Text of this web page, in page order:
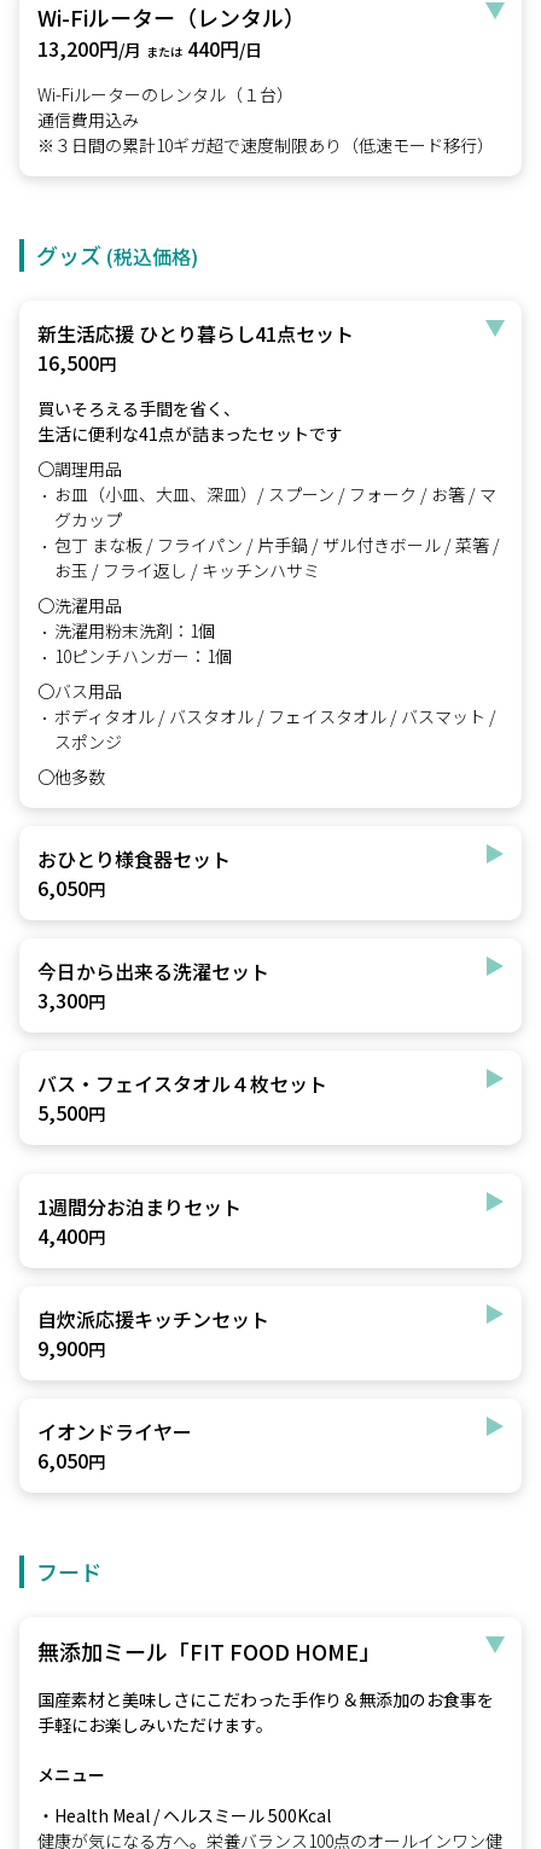
Wi-Fiルーター（レンタル）
13,200円/月 または 440円/日
Wi-Fiルーターのレンタル（１台）
通信費用込み
※３日間の累計10ギガ超で速度制限あり（低速モード移行）
グッズ (税込価格)
新生活応援 ひとり暮らし41点セット
16,500円
買いそろえる手間を省く、
生活に便利な41点が詰まったセットです
〇調理用品
お皿（小皿、大皿、深皿）/ スプーン / フォーク / お箸 / マ
グカップ
包丁 まな板 / フライパン / 片手鍋 / ザル付きボール / 菜箸 /
お玉 / フライ返し / キッチンハサミ
〇洗濯用品
洗濯用粉末洗剤：1個
10ピンチハンガー：1個
〇バス用品
ボディタオル / バスタオル / フェイスタオル / バスマット /
スポンジ
〇他多数
おひとり様食器セット
6,050円
今日から出来る洗濯セット
3,300円
バス・フェイスタオル４枚セット
5,500円
1週間分お泊まりセット
4,400円
自炊派応援キッチンセット
9,900円
イオンドライヤー
6,050円
フード
無添加ミール「FIT FOOD HOME」
国産素材と美味しさにこだわった手作り＆無添加のお食事を
手軽にお楽しみいただけます。
メニュー
・Health Meal / ヘルスミール 500Kcal
健康が気になる方へ。栄養バランス100点のオールインワン健